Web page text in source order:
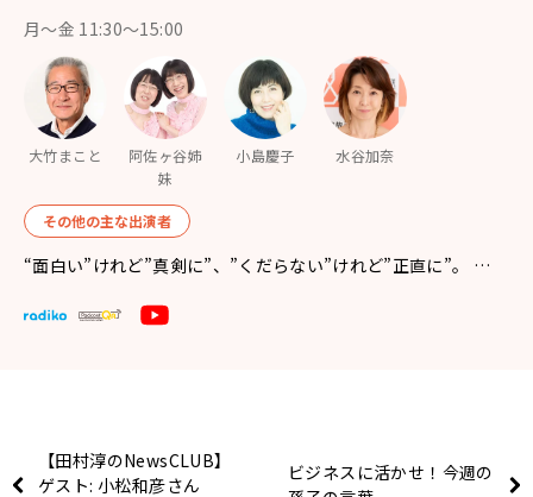
月〜金 11:30～15:00
大竹まこと
阿佐ヶ谷姉
妹
小島慶子 水谷加奈
その他の主な出演者
“面白い”けれど”真剣に”、”くだらない”けれど”正直に”。 …
【田村淳のNewsCLUB】
ゲスト: 小松和彦さん
ビジネスに活かせ！今週の